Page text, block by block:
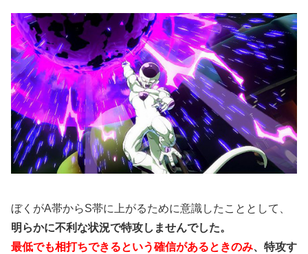
ぼくがA帯からS帯に上がるために意識したこととして、
明らかに不利な状況で特攻しませんでした。
最低でも相打ちできるという確信があるときのみ、特攻す